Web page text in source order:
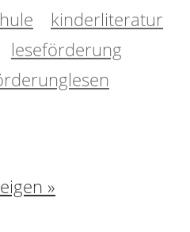
kinderliteratur
leseförderung
»